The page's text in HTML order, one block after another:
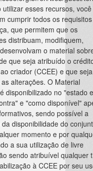
utilizar esses recursos, você
cumprir todos os requisitos
que permitem que os
distribuam, modifiquem,
o material
que seja atribuído o
criador (CCEE) e que
alterações. O Material
disponibilizado no "estado
e "como disponível"
sendo possível a
disponibilidade do
momento e por
a sua utilização de livre
sendo atribuível qualquer
à CCEE por seu